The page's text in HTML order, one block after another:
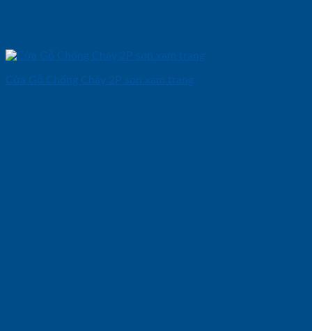
Cửa Gỗ Chống Cháy 2P son xam trang